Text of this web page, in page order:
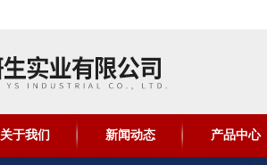
关于我们 新闻动态 产品中心